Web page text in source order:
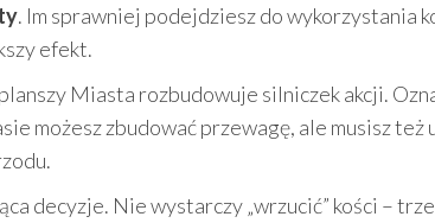
. Im sprawniej podejdziesz do wykorzystania
efekt.
Miasta rozbudowuje silniczek akcji.
możesz zbudować przewagę, ale musisz też
decyzje. Nie wystarczy „wrzucić” kości –